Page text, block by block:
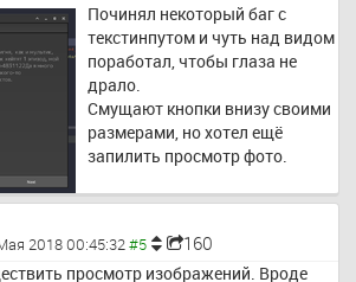
Починял некоторый баг с
текстинпутом и чуть над видом
поработал, чтобы глаза не
драло.
Смущают кнопки внизу своими
размерами, но хотел ещё
запилить просмотр фото.
2018 00:45:32 160
просмотр изображений. Вроде